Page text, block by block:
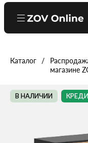
Каталог
магазине
В НАЛИЧИИ